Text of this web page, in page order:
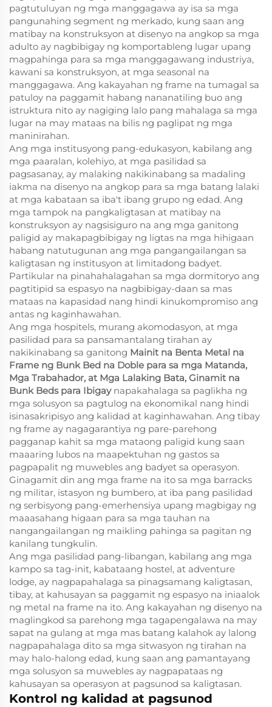
pagtutuluyan ng mga manggagawa ay isa sa mga
pangunahing segment ng merkado, kung saan ang
matibay na konstruksyon at disenyo na angkop sa mga
adulto ay nagbibigay ng komportableng lugar upang
magpahinga para sa mga manggagawang industriya,
kawani sa konstruksyon, at mga seasonal na
manggagawa. Ang kakayahan ng frame na tumagal sa
patuloy na paggamit habang nananatiling buo ang
istruktura nito ay nagiging lalo pang mahalaga sa mga
lugar na may mataas na bilis ng paglipat ng mga
maninirahan.
Ang mga institusyong pang-edukasyon, kabilang ang
mga paaralan, kolehiyo, at mga pasilidad sa
pagsasanay, ay malaking nakikinabang sa madaling
iakma na disenyo na angkop para sa mga batang lalaki
at mga kabataan sa iba't ibang grupo ng edad. Ang
mga tampok na pangkaligtasan at matibay na
konstruksyon ay nagsisiguro na ang mga ganitong
paligid ay makapagbibigay ng ligtas na mga hihigaan
habang natutugunan ang mga pangangailangan sa
kaligtasan ng institusyon at limitadong badyet.
Partikular na pinahahalagahan sa mga dormitoryo ang
pagtitipid sa espasyo na nagbibigay-daan sa mas
mataas na kapasidad nang hindi kinukompromiso ang
antas ng kaginhawahan.
Ang mga hospitels, murang akomodasyon, at mga
pasilidad para sa pansamantalang tirahan ay
nakikinabang sa ganitong Mainit na Benta Metal na
Frame ng Bunk Bed na Doble para sa mga Matanda,
Mga Trabahador, at Mga Lalaking Bata, Ginamit na
Bunk Beds para Ibigay napakahalaga sa paglikha ng
mga solusyon sa pagtulog na ekonomikal nang hindi
isinasakripisyo ang kalidad at kaginhawahan. Ang tibay
ng frame ay nagagarantiya ng pare-parehong
pagganap kahit sa mga mataong paligid kung saan
maaaring lubos na maapektuhan ng gastos sa
pagpapalit ng muwebles ang badyet sa operasyon.
Ginagamit din ang mga frame na ito sa mga barracks
ng militar, istasyon ng bumbero, at iba pang pasilidad
ng serbisyong pang-emerhensiya upang magbigay ng
maaasahang higaan para sa mga tauhan na
nangangailangan ng maikling pahinga sa pagitan ng
kanilang tungkulin.
Ang mga pasilidad pang-libangan, kabilang ang mga
kampo sa tag-init, kabataang hostel, at adventure
lodge, ay nagpapahalaga sa pinagsamang kaligtasan,
tibay, at kahusayan sa paggamit ng espasyo na iniaalok
ng metal na frame na ito. Ang kakayahan ng disenyo na
maglingkod sa parehong mga tagapengalawa na may
sapat na gulang at mga mas batang kalahok ay lalong
nagpapahalaga dito sa mga sitwasyon ng tirahan na
may halo-halong edad, kung saan ang pamantayang
mga solusyon sa muwebles ay nagpapataas ng
kahusayan sa operasyon at pagsunod sa kaligtasan.
Kontrol ng kalidad at pagsunod